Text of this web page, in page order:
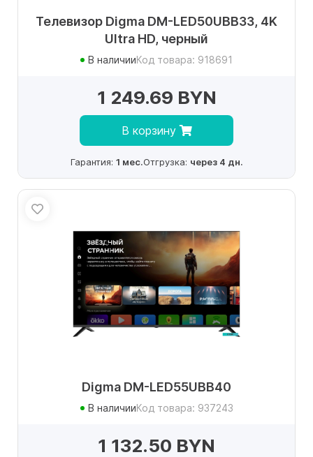
Телевизор Digma DM-LED50UBB33, 4K
Ultra HD, черный
В наличииКод товара: 918691
1 249.69 BYN
В корзину
Гарантия: 1 мес.Отгрузка: через 4 дн.
Digma DM-LED55UBB40
В наличииКод товара: 937243
1 132.50 BYN